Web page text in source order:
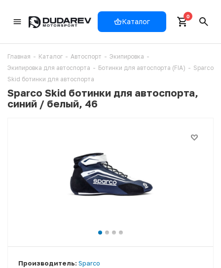
Каталог
0
Главная - Каталог - Автоспорт - Экипировка -
Экипировка для автоспорта - Ботинки для автоспорта (FIA) - Sparco
Skid ботинки для автоспорта
Sparco Skid ботинки для автоспорта,
синий / белый, 46
Производитель: Sparco